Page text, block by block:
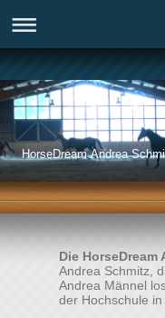
HorseDream Andrea
Die HorseDream
Andrea Schmitz,
Andrea Männel
der Hochschule